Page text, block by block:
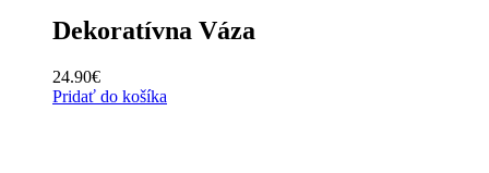
Dekoratívna Váza
24.90€
Pridať do košíka